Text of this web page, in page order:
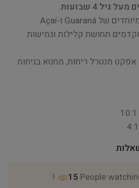
4 שבועות.
מכיל מרכיבים פעילים מיוחדים של Guaraná ו-Açaí
תחושת קלילות וגמישות
אפקט מנטרל ריחות, מחטא בניחוח
15 People